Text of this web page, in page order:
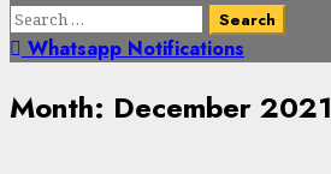
Whatsapp Notifications
Month: December 2021